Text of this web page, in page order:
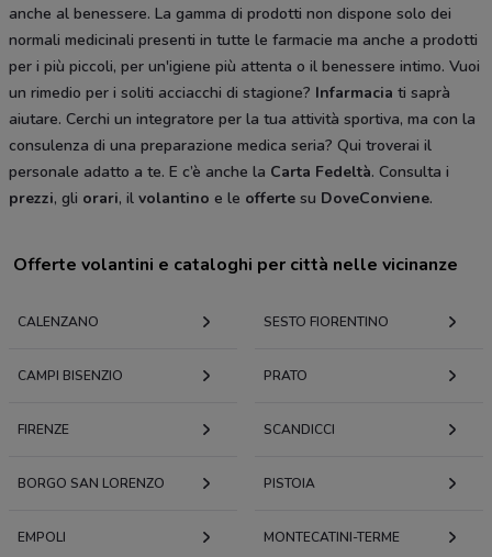
anche al benessere. La gamma di prodotti non dispone solo dei
normali medicinali presenti in tutte le farmacie ma anche a prodotti
per i più piccoli, per un'igiene più attenta o il benessere intimo. Vuoi
un rimedio per i soliti acciacchi di stagione? Infarmacia ti saprà
aiutare. Cerchi un integratore per la tua attività sportiva, ma con la
consulenza di una preparazione medica seria? Qui troverai il
personale adatto a te. E c’è anche la Carta Fedeltà. Consulta i
prezzi, gli orari, il volantino e le offerte su DoveConviene.
Offerte volantini e cataloghi per città nelle vicinanze
CALENZANO SESTO FIORENTINO
CAMPI BISENZIO PRATO
FIRENZE SCANDICCI
BORGO SAN LORENZO PISTOIA
EMPOLI MONTECATINI-TERME